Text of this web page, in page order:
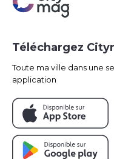
Téléchargez
Toute ma ville dans une
application